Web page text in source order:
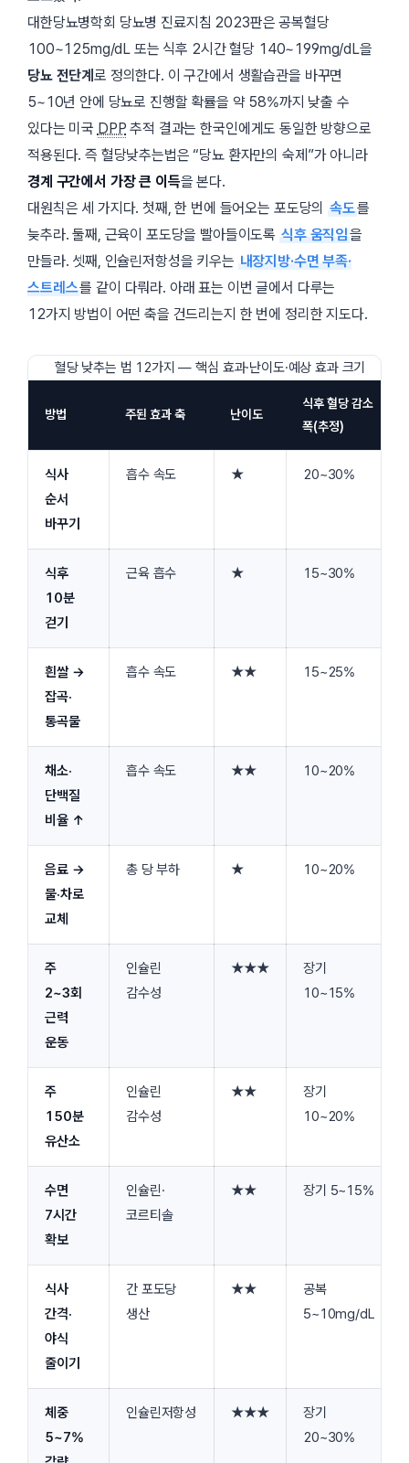
대한당뇨병학회 당뇨병 진료지침 2023판은 공복혈당
100~125mg/dL 또는 식후 2시간 혈당 140~199mg/dL을
당뇨 전단계로 정의한다. 이 구간에서 생활습관을 바꾸면
5~10년 안에 당뇨로 진행할 확률을 약 58%까지 낮출 수
있다는 미국 DPP 추적 결과는 한국인에게도 동일한 방향으로
적용된다. 즉 혈당낮추는법은 “당뇨 환자만의 숙제”가 아니라
경계 구간에서 가장 큰 이득을 본다.
대원칙은 세 가지다. 첫째, 한 번에 들어오는 포도당의 속도를
늦추라. 둘째, 근육이 포도당을 빨아들이도록 식후 움직임을
만들라. 셋째, 인슐린저항성을 키우는 내장지방·수면 부족·
스트레스를 같이 다뤄라. 아래 표는 이번 글에서 다루는
12가지 방법이 어떤 축을 건드리는지 한 번에 정리한 지도다.
혈당 낮추는 법 12가지 — 핵심 효과·난이도·예상 효과 크기
방법 주된 효과 축 난이도
식후 혈당 감소
폭(추정)
식사
순서
바꾸기
흡수 속도 ★ 20~30%
식후
10분
걷기
근육 흡수 ★ 15~30%
흰쌀 →
잡곡·
통곡물
흡수 속도 ★★ 15~25%
채소·
단백질
비율 ↑
흡수 속도 ★★ 10~20%
음료 →
물·차로
교체
총 당 부하 ★ 10~20%
주
2~3회
근력
운동
인슐린
감수성
★★★
장기
10~15%
주
150분
유산소
인슐린
감수성
★★
장기
10~20%
수면
7시간
확보
인슐린·
코르티솔
★★ 장기 5~15%
식사
간격·
야식
줄이기
간 포도당
생산
★★
공복
5~10mg/dL
체중
5~7%
인슐린저항성 ★★★
장기
20~30%